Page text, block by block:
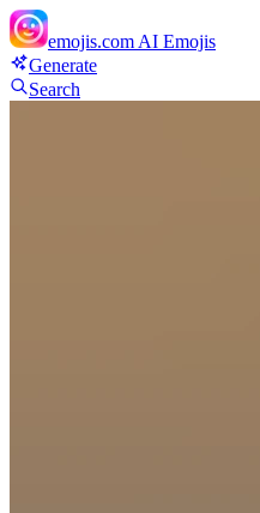
emojis.com AI Emojis
Generate
Search